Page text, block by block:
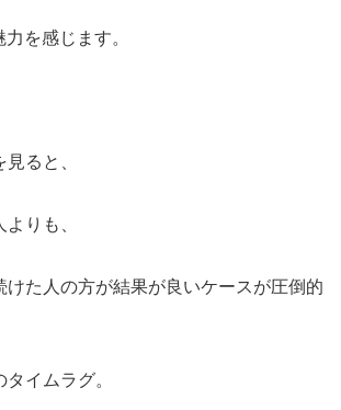
を感じます。
ると、
りも、
けた人の方が結果が良いケースが圧倒的
イムラグ。